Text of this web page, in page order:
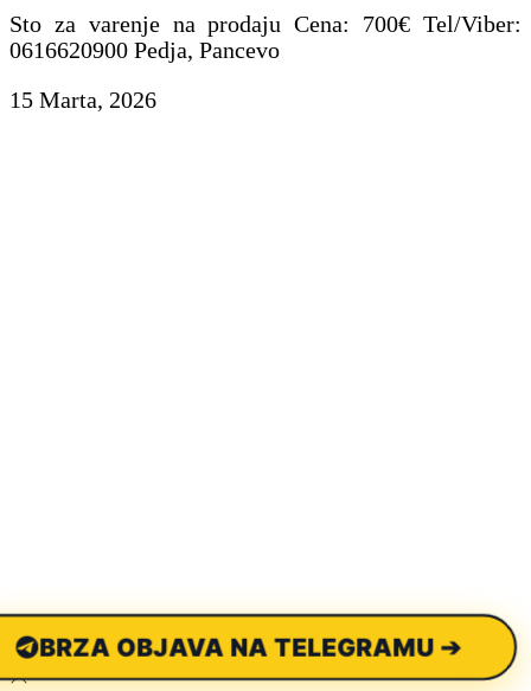
BRZA OBJAVA NA TELEGRAMU ➔
Sto za varenje na prodaju Cena: 700€ Tel/Viber:
0616620900 Pedja, Pancevo
15 Marta, 2026
Scroll